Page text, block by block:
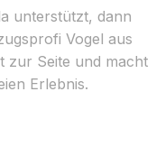
unterstützt, dann
Vogel aus
zur Seite und macht
Erlebnis.